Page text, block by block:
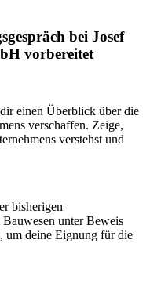
bei Josef
vorbereitet
einen Überblick über die
verschaffen. Zeige,
verstehst und
bisherigen
unter Beweis
um deine Eignung für die